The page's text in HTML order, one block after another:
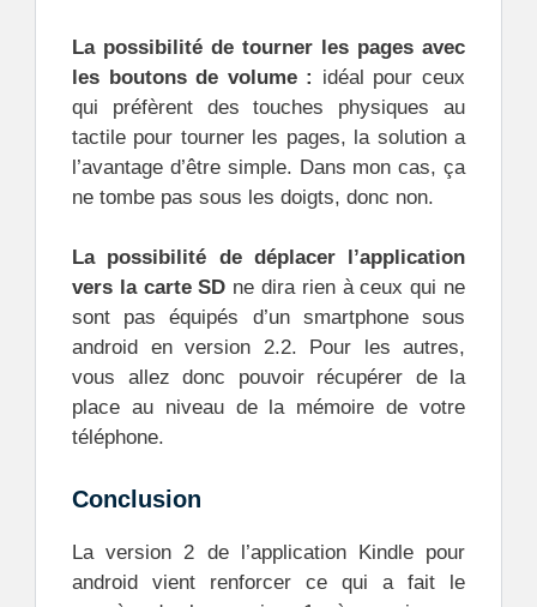
La possibilité de tourner les pages avec
les boutons de volume : idéal pour ceux
qui préfèrent des touches physiques au
tactile pour tourner les pages, la solution a
l’avantage d’être simple. Dans mon cas, ça
ne tombe pas sous les doigts, donc non.
La possibilité de déplacer l’application
vers la carte SD ne dira rien à ceux qui ne
sont pas équipés d’un smartphone sous
android en version 2.2. Pour les autres,
vous allez donc pouvoir récupérer de la
place au niveau de la mémoire de votre
téléphone.
Conclusion
La version 2 de l’application Kindle pour
android vient renforcer ce qui a fait le